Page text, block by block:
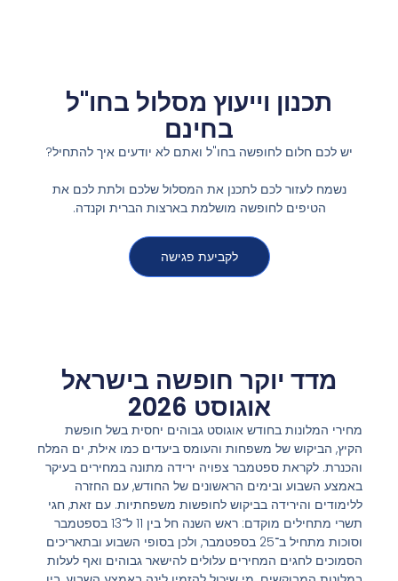
תכנון וייעוץ מסלול בחו"ל
בחינם
יש לכם חלום לחופשה בחו"ל ואתם לא יודעים איך להתחיל?
נשמח לעזור לכם לתכנן את המסלול שלכם ולתת לכם את
הטיפים לחופשה מושלמת בארצות הברית וקנדה.
לקביעת פגישה
מדד יוקר חופשה בישראל
אוגוסט 2026
מחירי המלונות בחודש אוגוסט גבוהים יחסית בשל חופשת
הקיץ, הביקוש של משפחות והעומס ביעדים כמו אילת, ים המלח
והכנרת. לקראת ספטמבר צפויה ירידה מתונה במחירים בעיקר
באמצע השבוע ובימים הראשונים של החודש, עם החזרה
ללימודים והירידה בביקוש לחופשות משפחתיות. עם זאת, חגי
תשרי מתחילים מוקדם: ראש השנה חל בין 11 ל־13 בספטמבר
וסוכות מתחיל ב־25 בספטמבר, ולכן בסופי השבוע ובתאריכים
הסמוכים לחגים המחירים עלולים להישאר גבוהים ואף לעלות